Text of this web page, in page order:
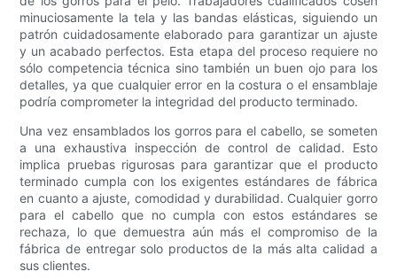
minuciosamente la tela y las bandas elásticas, siguiendo un
patrón cuidadosamente elaborado para garantizar un ajuste
y un acabado perfectos. Esta etapa del proceso requiere no
sólo competencia técnica sino también un buen ojo para los
detalles, ya que cualquier error en la costura o el ensamblaje
podría comprometer la integridad del producto terminado.
Una vez ensamblados los gorros para el cabello, se someten
a una exhaustiva inspección de control de calidad. Esto
implica pruebas rigurosas para garantizar que el producto
terminado cumpla con los exigentes estándares de fábrica
en cuanto a ajuste, comodidad y durabilidad. Cualquier gorro
para el cabello que no cumpla con estos estándares se
rechaza, lo que demuestra aún más el compromiso de la
fábrica de entregar solo productos de la más alta calidad a
sus clientes.